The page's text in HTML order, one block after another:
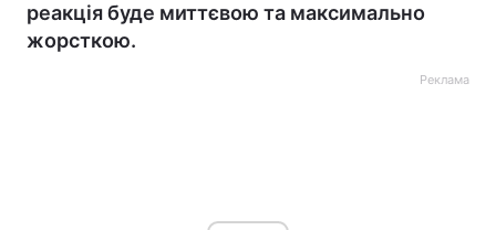
реакція буде миттєвою та максимально
жорсткою.
Реклама